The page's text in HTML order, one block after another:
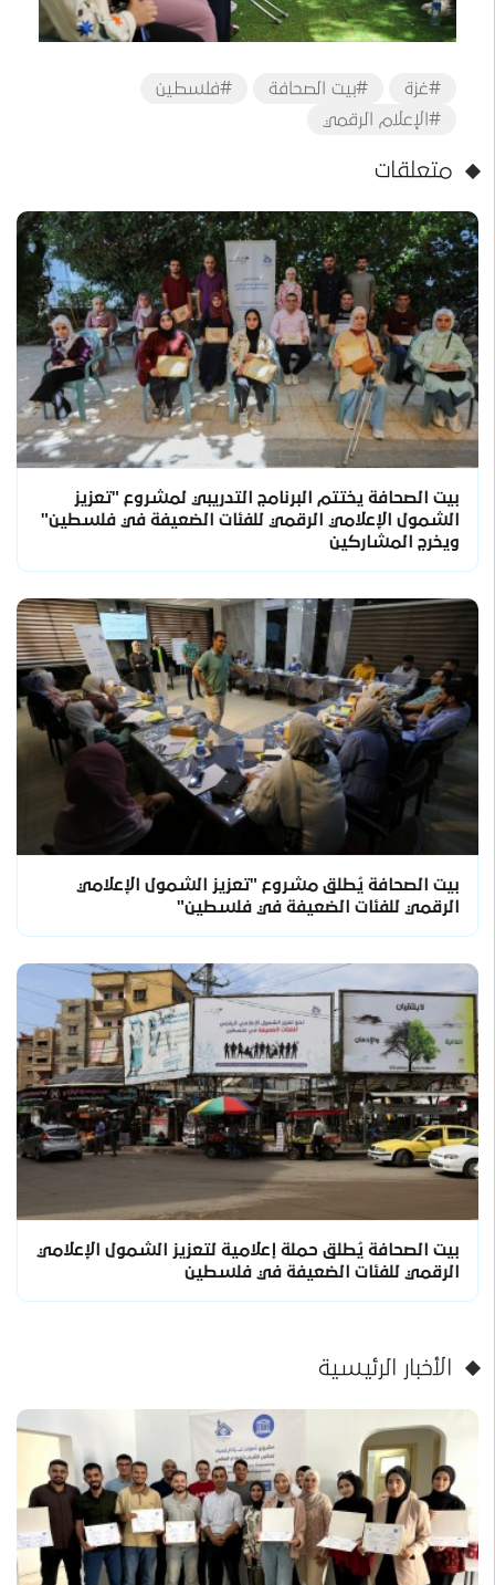
#غزة #بيت الصحافة
#فلسطين
#الإعلام الرقمي
متعلقات
بيت الصحافة يختتم البرنامج التدريبي لمشروع "تعزيز
الشمول الإعلامي الرقمي للفئات الضعيفة في فلسطين"
ويخرج المشاركين
بيت الصحافة يُطلق مشروع "تعزيز الشمول الإعلامي
الرقمي للفئات الضعيفة في فلسطين"
بيت الصحافة يُطلق حملة إعلامية لتعزيز الشمول الإعلامي
الرقمي للفئات الضعيفة في فلسطين
الأخبار الرئيسية